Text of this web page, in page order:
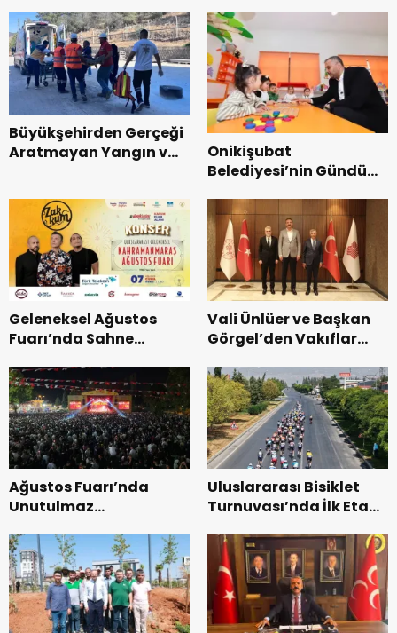
Büyükşehirden Gerçeği
Aratmayan Yangın ve
Onikişubat
Belediyesi’nin Gündüz
dönemin ön kayıtları
başladı.
Geleneksel Ağustos
Fuarı’nda Sahne
Vali Ünlüer ve Başkan
Görgel’den Vakıflar
ziyaret.
Ağustos Fuarı’nda
Unutulmaz
Uluslararası Bisiklet
Turnuvası’nda İlk Etap
Tamamlandı.